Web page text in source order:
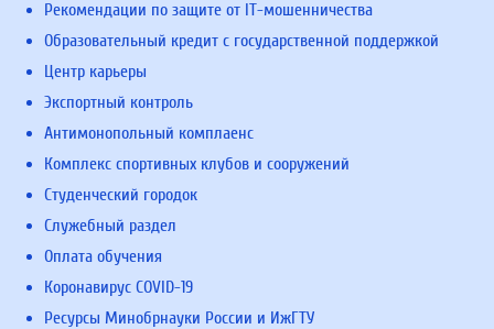
Рекомендации по защите от IT-мошенничества
Образовательный кредит с государственной поддержкой
Центр карьеры
Экспортный контроль
Антимонопольный комплаенс
Комплекс спортивных клубов и сооружений
Студенческий городок
Служебный раздел
Оплата обучения
Коронавирус COVID-19
Ресурсы Минобрнауки России и ИжГТУ